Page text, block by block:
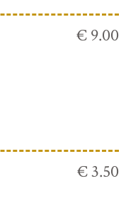
€ 9.00
€ 3.50